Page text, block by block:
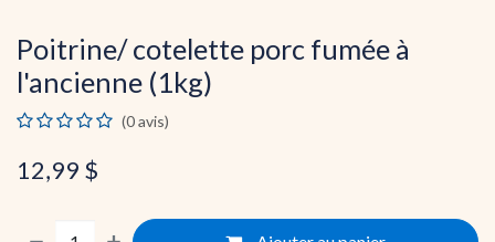
Poitrine/ cotelette porc fumée à
l'ancienne (1kg)
(0 avis)
12,99 $